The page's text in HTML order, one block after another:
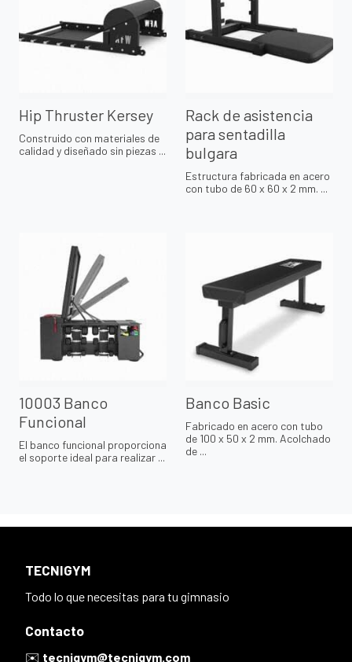
Hip Thruster Kersey
Construido con materiales de
calidad y diseñado sin piezas ...
Rack de asistencia
para sentadilla
bulgara
Estructura fabricada en acero
con tubo de 60 x 60 x 2 mm. ...
10003 Banco
Funcional
El banco funcional proporciona
el soporte ideal para realizar ...
Banco Basic
Fabricado en acero con tubo
de 100 x 50 x 2 mm. Acolchado
de ...
TECNIGYM
Todo lo que necesitas para tu gimnasio
Contacto
✉️ tecnigym@tecnigym.com